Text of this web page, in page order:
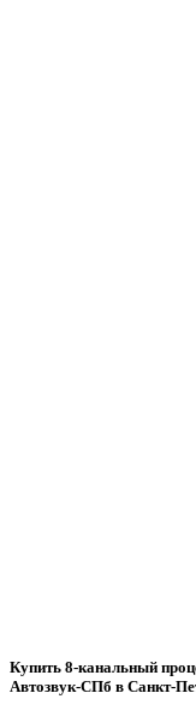
Купить 8-канальный
Автозвук-СПб в Санкт-